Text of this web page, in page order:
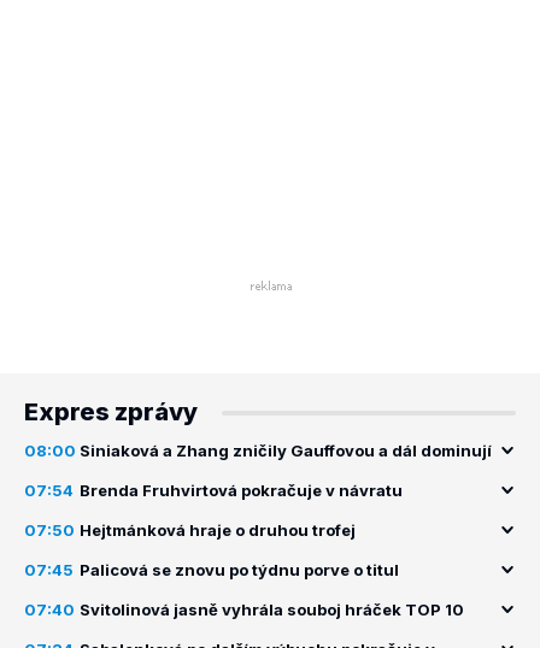
Expres zprávy
08:00 Siniaková a Zhang zničily Gauffovou a dál dominují
07:54 Brenda Fruhvirtová pokračuje v návratu
07:50 Hejtmánková hraje o druhou trofej
07:45 Palicová se znovu po týdnu porve o titul
07:40 Svitolinová jasně vyhrála souboj hráček TOP 10